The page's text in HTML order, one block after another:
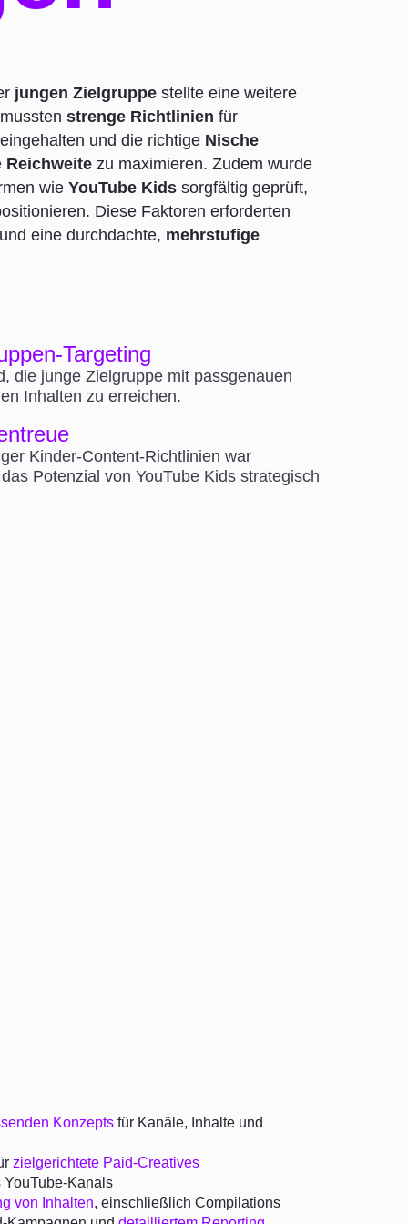
jungen Zielgruppe stellte eine weitere
strenge Richtlinien für
und die richtige Nische
Reichweite zu maximieren. Zudem wurde
wieYouTube Kids sorgfältig geprüft,
Diese Faktoren erforderten
eine durchdachte, mehrstufige
Targeting
die junge Zielgruppe mit passgenauen
Inhalten zu erreichen.
Kinder-Content-Richtlinien war
Potenzial von YouTube Kids strategisch
Konzepts für Kanäle, Inhalte und
zielgerichtete Paid-Creatives
Kanals
von Inhalten, einschließlich Compilations